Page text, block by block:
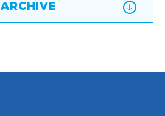
ARCHIVE